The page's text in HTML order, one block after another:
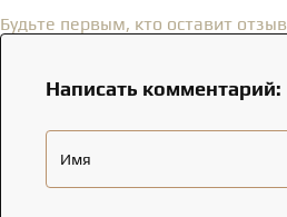
Будьте первым, кто оставит отзыв
Написать комментарий:
Имя